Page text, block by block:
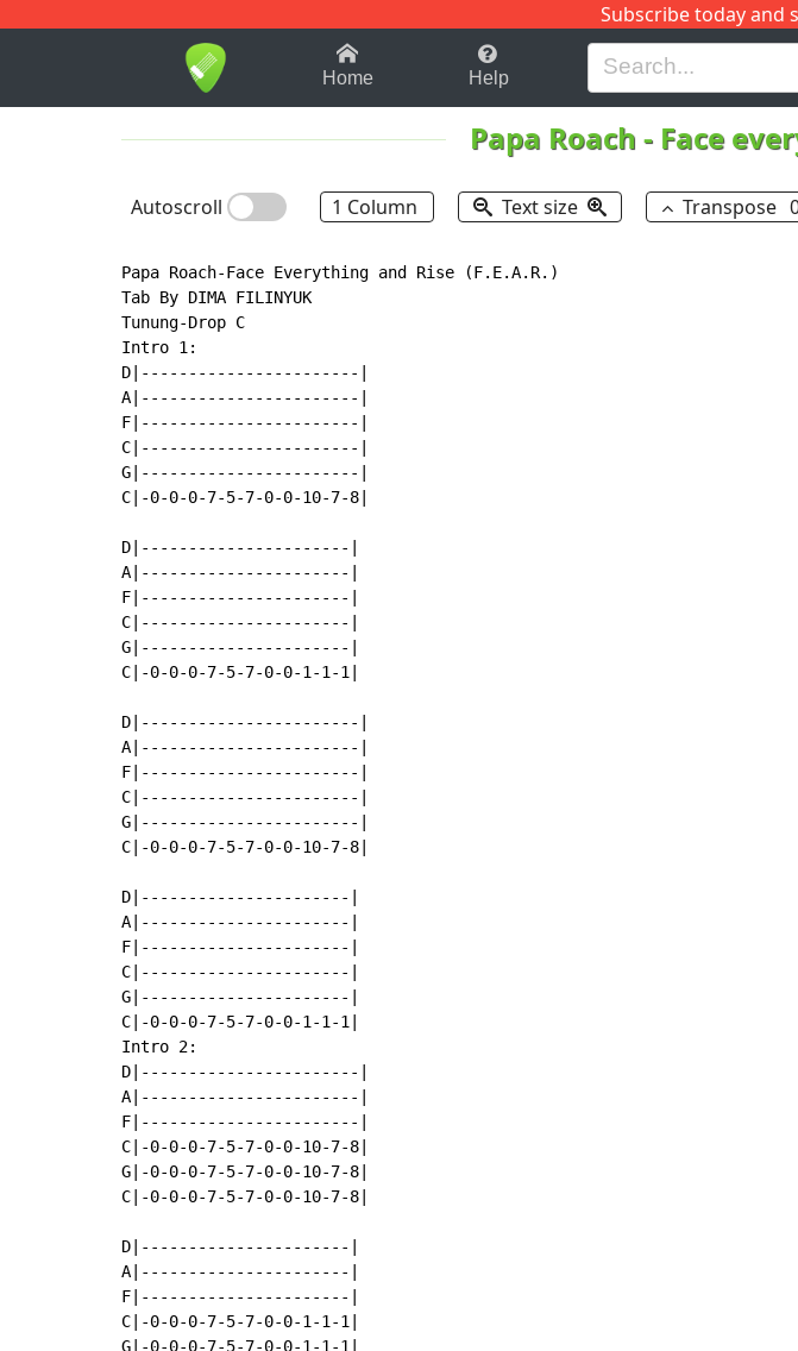
Subscribe today and
1-9 B H I J
Home Help
Papa Roach - Face
Autoscroll 1 Column Text size Transpose
Papa Roach-Face Everything and Rise (F.E.A.R.)
Tab By DIMA FILINYUK
Tunung-Drop C
Intro 1:
D|-----------------------|
A|-----------------------|
F|-----------------------|
C|-----------------------|
G|-----------------------|
C|-0-0-0-7-5-7-0-0-10-7-8|
D|----------------------|
A|----------------------|
F|----------------------|
C|----------------------|
G|----------------------|
C|-0-0-0-7-5-7-0-0-1-1-1|
D|-----------------------|
A|-----------------------|
F|-----------------------|
C|-----------------------|
G|-----------------------|
C|-0-0-0-7-5-7-0-0-10-7-8|
D|----------------------|
A|----------------------|
F|----------------------|
C|----------------------|
G|----------------------|
C|-0-0-0-7-5-7-0-0-1-1-1|
Intro 2:
D|-----------------------|
A|-----------------------|
F|-----------------------|
C|-0-0-0-7-5-7-0-0-10-7-8|
G|-0-0-0-7-5-7-0-0-10-7-8|
C|-0-0-0-7-5-7-0-0-10-7-8|
D|----------------------|
A|----------------------|
F|----------------------|
C|-0-0-0-7-5-7-0-0-1-1-1|
G|-0-0-0-7-5-7-0-0-1-1-1|